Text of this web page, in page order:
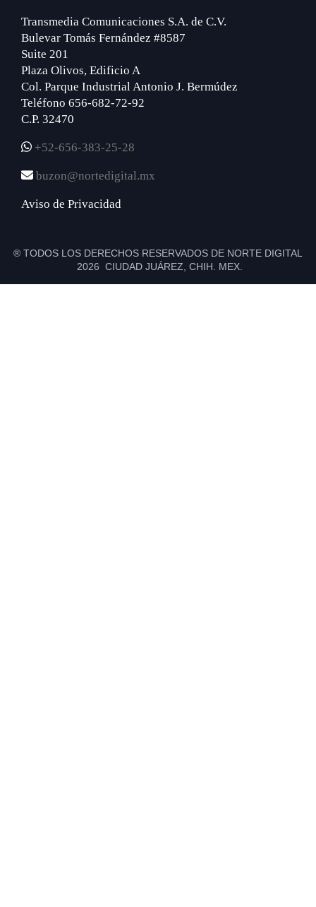
Transmedia Comunicaciones S.A. de C.V.
Bulevar Tomás Fernández #8587
Suite 201
Plaza Olivos, Edificio A
Col. Parque Industrial Antonio J. Bermúdez
Teléfono 656-682-72-92
C.P. 32470
+52-656-383-25-28
buzon@nortedigital.mx
Aviso de Privacidad
® TODOS LOS DERECHOS RESERVADOS DE NORTE DIGITAL
2026 CIUDAD JUÁREZ, CHIH. MEX.